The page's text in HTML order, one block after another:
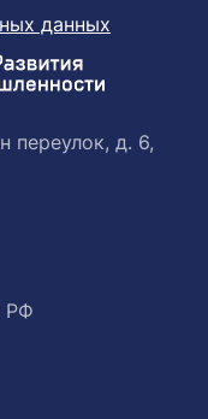
данных
переулок, д. 6,
РФ